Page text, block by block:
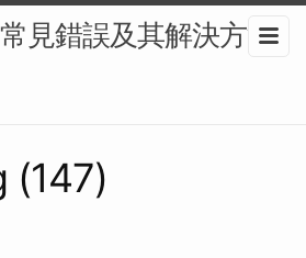
見錯誤及其解決方法-
(147)